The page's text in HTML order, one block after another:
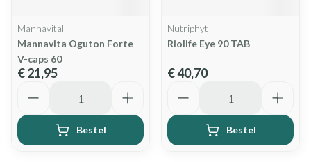
Mannavital
Mannavita Oguton Forte
V-caps 60
€ 21,95
Bestel
Nutriphyt
Riolife Eye 90 TAB
€ 40,70
Bestel